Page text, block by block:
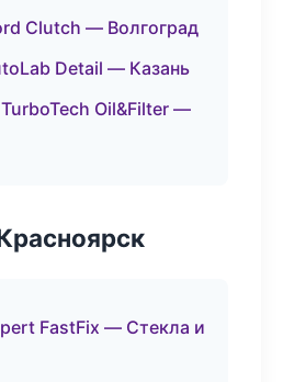
Clutch — Волгоград
Detail — Казань
Oil&Filter —
FastFix — Стекла и